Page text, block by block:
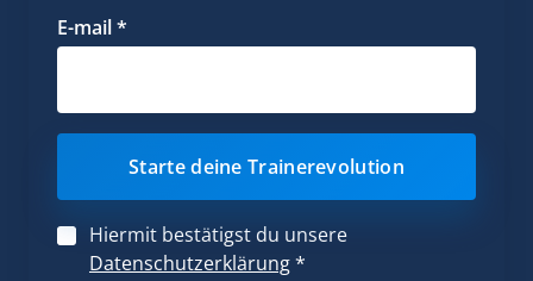
E-mail *
Starte deine Trainerevolution
Hiermit bestätigst du unsere
Datenschutzerklärung*